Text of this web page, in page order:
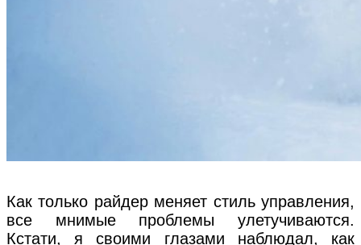
Как только райдер меняет стиль управления,
все мнимые проблемы улетучиваются.
Кстати, я своими глазами наблюдал, как